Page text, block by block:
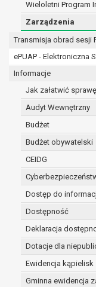
Wieloletni Program
Zarządzenia
Transmisja obrad sesji
ePUAP - Elektroniczna
Informacje
Jak załatwić sprawę
Audyt Wewnętrzny
Budżet
Budżet obywatelski
CEIDG
Dostęp do
Dostępność
Deklaracja
Dotacje dla
Ewidencja kąpielisk
Gminna ewidencja
kategoriom
Odbiorcami
Pani/Pana
przez okres
zostały
archiwizacji
W
na podstawie
zgody.
W
w celu